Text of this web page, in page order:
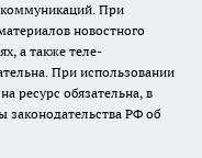
При
новостного
а также теле-
При использовании
ресурс обязательна, в
РФ об